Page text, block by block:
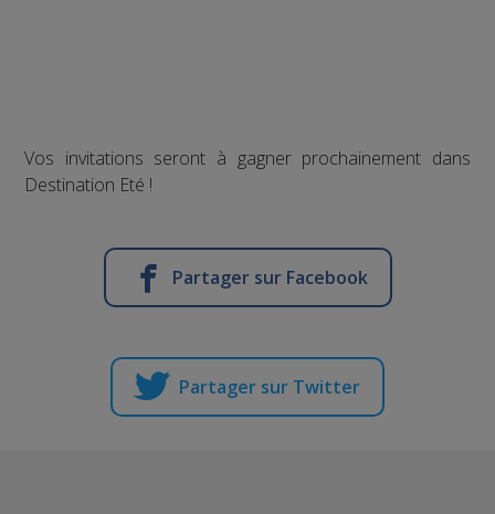
Vos invitations seront à gagner prochainement dans
Destination Eté !
Partager sur Facebook
Partager sur Twitter